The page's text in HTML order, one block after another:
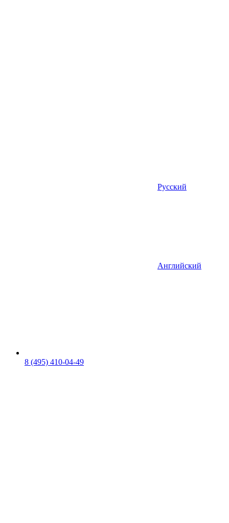
Русский
Английский
8 (495) 410-04-49